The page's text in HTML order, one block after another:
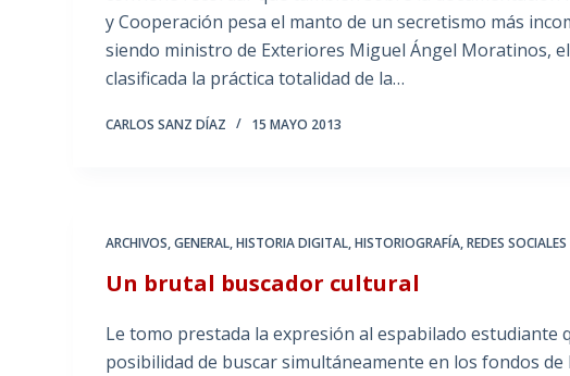
y Cooperación pesa el manto de un secretismo más
siendo ministro de Exteriores Miguel Ángel Moratinos,
clasificada la práctica totalidad de la…
CARLOS SANZ DÍAZ 15 MAYO 2013
ARCHIVOS,GENERAL,HISTORIA DIGITAL,HISTORIOGRAFÍA,REDES SOCIALES
Un brutal buscador cultural
Le tomo prestada la expresión al espabilado
posibilidad de buscar simultáneamente en los fondos